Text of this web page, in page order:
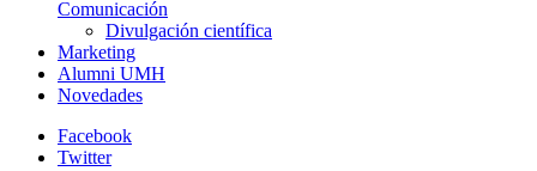
Comunicación
Divulgación científica
Marketing
Alumni UMH
Novedades
Facebook
Twitter